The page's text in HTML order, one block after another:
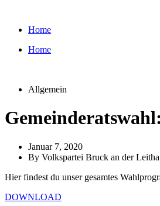
wechselnHome
Home
Allgemein
Januar 7, 2020
By Volkspartei Bruck an der Leitha
Hier findest du unser gesamtes
DOWNLOAD